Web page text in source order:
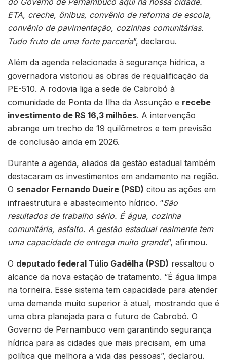
ETA, creche, ônibus, convênio de reforma de escola,
convênio de pavimentação, cozinhas comunitárias.
Tudo fruto de uma forte parceria”, declarou.
Além da agenda relacionada à segurança hídrica, a
governadora vistoriou as obras de requalificação da
PE-510. A rodovia liga a sede de Cabrobó à
comunidade de Ponta da Ilha da Assunção e recebe
investimento de R$ 16,3 milhões. A intervenção
abrange um trecho de 19 quilômetros e tem previsão
de conclusão ainda em 2026.
Durante a agenda, aliados da gestão estadual também
destacaram os investimentos em andamento na região.
O senador Fernando Dueire (PSD) citou as ações em
infraestrutura e abastecimento hídrico. “São
resultados de trabalho sério. É água, cozinha
comunitária, asfalto. A gestão estadual realmente tem
uma capacidade de entrega muito grande”, afirmou.
O deputado federal Túlio Gadêlha (PSD) ressaltou o
alcance da nova estação de tratamento. “É água limpa
na torneira. Esse sistema tem capacidade para atender
uma demanda muito superior à atual, mostrando que é
uma obra planejada para o futuro de Cabrobó. O
Governo de Pernambuco vem garantindo segurança
hídrica para as cidades que mais precisam, em uma
política que melhora a vida das pessoas”, declarou.